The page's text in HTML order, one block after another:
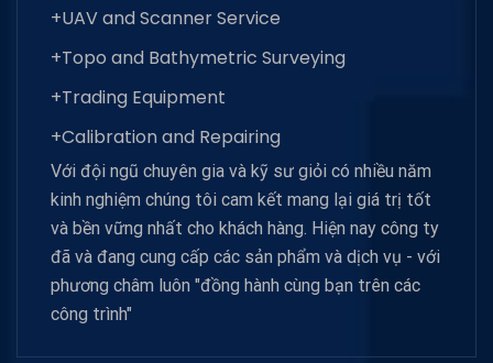
+UAV and Scanner Service
+Topo and Bathymetric Surveying
+Trading Equipment
+Calibration and Repairing
Với đội ngũ chuyên gia và kỹ sư giỏi có nhiều năm
kinh nghiệm chúng tôi cam kết mang lại giá trị tốt
và bền vững nhất cho khách hàng. Hiện nay công ty
đã và đang cung cấp các sản phẩm và dịch vụ - với
phương châm luôn "đồng hành cùng bạn trên các
công trình"